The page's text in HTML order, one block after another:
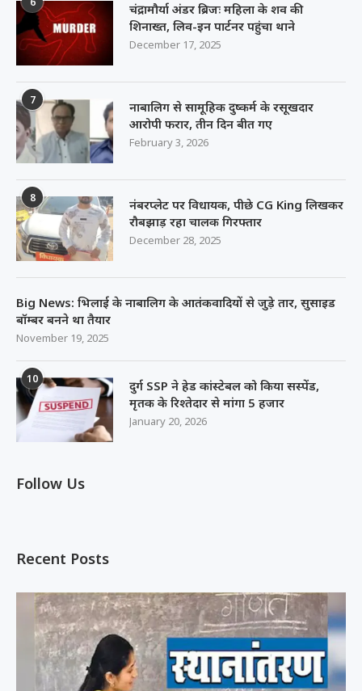
चंद्रामौर्या अंडर ब्रिजः महिला के शव की
शिनाख्त, लिव-इन पार्टनर पहुंचा थाने
December 17, 2025
7
नाबालिग से सामूहिक दुष्कर्म के रसूखदार
आरोपी फरार, तीन दिन बीत गए
February 3, 2026
8
नंबरप्लेट पर विधायक, पीछे CG King लिखकर
रौबझाड़ रहा चालक गिरफ्तार
December 28, 2025
Big News: भिलाई के नाबालिग के आतंकवादियों से जुड़े तार, सुसाइड
बॉम्बर बनने था तैयार
November 19, 2025
10
दुर्ग SSP ने हेड कांस्टेबल को किया सस्पेंड,
मृतक के रिश्तेदार से मांगा 5 हजार
January 20, 2026
Follow Us
Recent Posts